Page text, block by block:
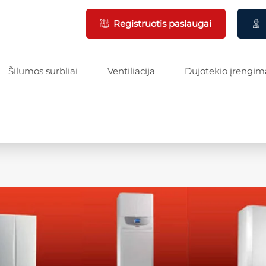
Registruotis paslaugai
Šilumos surbliai Ventiliacija Dujotekio